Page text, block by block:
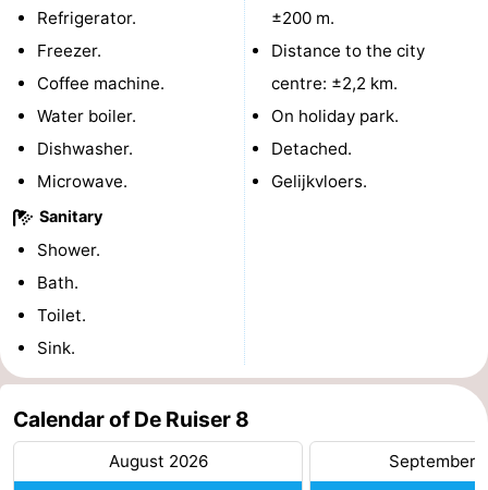
&
Events
riding
Practical
Forum
Route
Parking
Medical
addresses
Region
Zeeland
Refrigerator.
Freezer.
Coffee machine.
Water boiler.
Dishwasher.
Microwave.
Sanitary
Shower.
Bath.
Toilet.
Sink.
±200 m.
Distance to the city
centre: ±2,2 km.
On holiday park.
Detached.
Gelijkvloers.
Calendar of De Ruiser 8
August 2026 September